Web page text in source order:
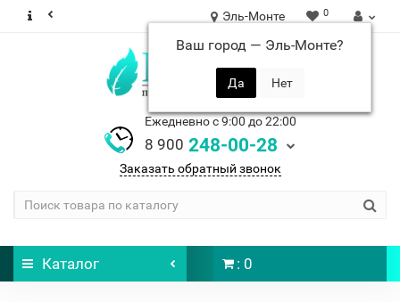
Эль-Монте
Ваш город — Эль-Монте?
0
Ежедневно с 9:00 до 22:00
8 900 248-00-28
Заказать обратный звонок
Каталог : 0